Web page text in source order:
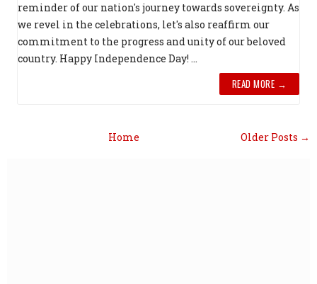
reminder of our nation's journey towards sovereignty. As
we revel in the celebrations, let's also reaffirm our
commitment to the progress and unity of our beloved
country. Happy Independence Day! ...
READ MORE →
Older Posts →
Home